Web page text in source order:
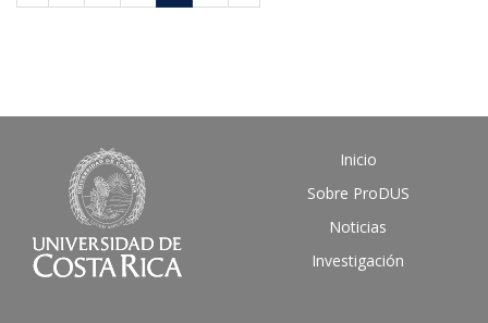
Inicio
Sobre ProDUS
Noticias
Investigación